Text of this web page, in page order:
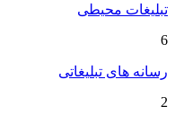
تبلیغات محیطی
6
رسانه های تبلیغاتی
2